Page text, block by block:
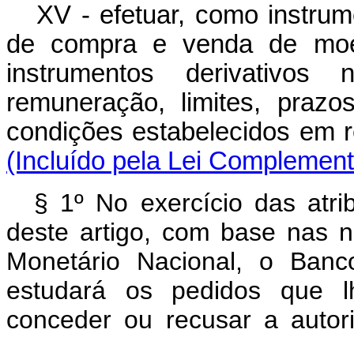
XV - efetuar, como
de compra e venda de
instrumentos derivativos
remuneração, limites,
condições estabelecidos
(Incluído pela Lei
§ 1º No exercício das
deste artigo, com base nas
Monetário Nacional, o
estudará os pedidos que
conceder ou recusar a